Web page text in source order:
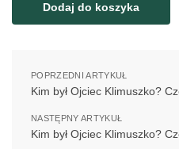
Dodaj do koszyka
POPRZEDNI ARTYKUŁ
Kim był Ojciec Klimuszko?
NASTĘPNY ARTYKUŁ
Kim był Ojciec Klimuszko?